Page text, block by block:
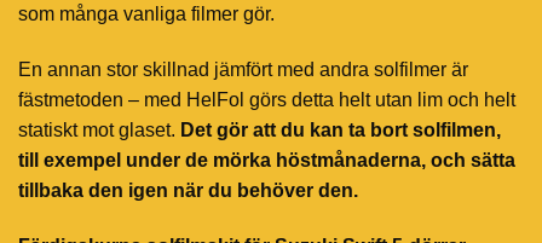
som många vanliga filmer gör.
En annan stor skillnad jämfört med andra solfilmer är
fästmetoden – med HelFol görs detta helt utan lim och helt
statiskt mot glaset. Det gör att du kan ta bort solfilmen,
till exempel under de mörka höstmånaderna, och sätta
tillbaka den igen när du behöver den.